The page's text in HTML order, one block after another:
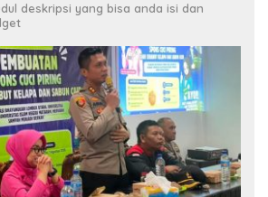
deskripsi yang bisa anda isi dan